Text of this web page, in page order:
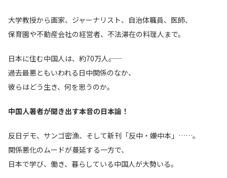
大学教授から画家、ジャーナリスト、自治体職員、医師、
保育園や不動産会社の経営者、不法滞在の料理人まで。
日本に住む中国人は、約70万人――。
過去最悪ともいわれる日中関係のなか、
彼らはどう生き、何を思うのか。
中国人著者が聞き出す本音の日本論！
反日デモ、サンゴ密漁、そして新刊「反中・嫌中本」……。
関係悪化のムードが蔓延する一方で、
日本で学び、働き、暮らしている中国人が大勢いる。